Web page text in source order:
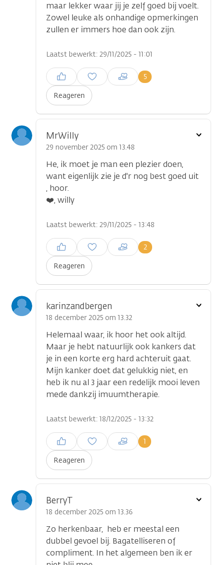
maar lekker waar jij je zelf goed bij voelt.
Zowel leuke als onhandige opmerkingen
zullen er immers hoe dan ook zijn.
Laatst bewerkt: 29/11/2025 - 11:01
Reageren
5
Inloggen om een reactie te
plaatsen
MrWilly
29 november 2025 om 13.48
He, ik moet je man een plezier doen,
want eigenlijk zie je d'r nog best goed uit
, hoor.
❤️, willy
Laatst bewerkt: 29/11/2025 - 13:48
Reageren
2
Inloggen om een reactie te
plaatsen
Toon
karinzandbergen
18 december 2025 om 13.32
Helemaal waar, ik hoor het ook altijd.
Maar je hebt natuurlijk ook kankers dat
je in een korte erg hard achteruit gaat.
Mijn kanker doet dat gelukkig niet, en
heb ik nu al 3 jaar een redelijk mooi leven
mede dankzij imuumtherapie.
Laatst bewerkt: 18/12/2025 - 13:32
Reageren
1
Inloggen om een reactie te
plaatsen
Toon
BerryT
18 december 2025 om 13.36
Zo herkenbaar, heb er meestal een
dubbel gevoel bij. Bagatelliseren of
compliment. In het algemeen ben ik er
Toon